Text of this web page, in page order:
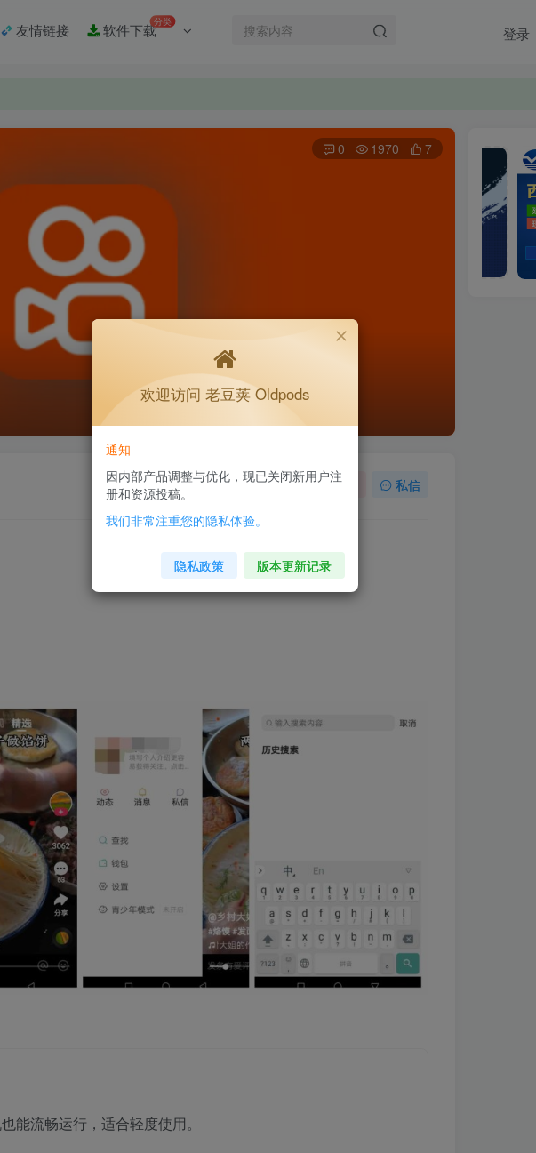
友情链接 软件下载分类
登录
0 1970 7
关注 私信
能流畅运行，适合轻度使用。
欢迎访问 老豆荚 Oldpods
通知
因内部产品调整与优化，现已关闭新用户注
册和资源投稿。
我们非常注重您的隐私体验。
隐私政策 版本更新记录